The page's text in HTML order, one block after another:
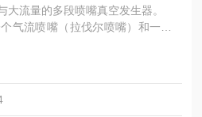
大流量的多段喷嘴真空发生器。
气流喷嘴（拉伐尔喷嘴）和一个
间的缝隙处。 压缩空气或吸人的
接通过连接的消声器排入大气
器 和单级真空发生器一样，这一
流喷嘴（拉伐尔喷嘴）